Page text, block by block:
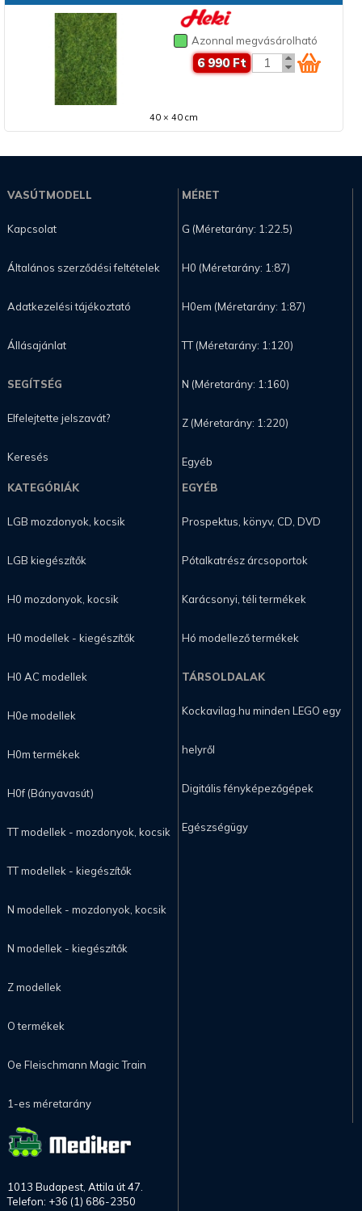
Azonnal megvásárolható
6 990 Ft
40 × 40 cm
VASÚTMODELL
Kapcsolat
Általános szerződési feltételek
Adatkezelési tájékoztató
Állásajánlat
SEGÍTSÉG
Elfelejtette jelszavát?
Keresés
MÉRET
G (Méretarány: 1:22.5)
H0 (Méretarány: 1:87)
H0em (Méretarány: 1:87)
TT (Méretarány: 1:120)
N (Méretarány: 1:160)
Z (Méretarány: 1:220)
Egyéb
KATEGÓRIÁK
LGB mozdonyok, kocsik
LGB kiegészítők
H0 mozdonyok, kocsik
H0 modellek - kiegészítők
H0 AC modellek
H0e modellek
H0m termékek
H0f (Bányavasút)
TT modellek - mozdonyok, kocsik
TT modellek - kiegészítők
N modellek - mozdonyok, kocsik
N modellek - kiegészítők
Z modellek
O termékek
Oe Fleischmann Magic Train
1-es méretarány
EGYÉB
Prospektus, könyv, CD, DVD
Pótalkatrész árcsoportok
Karácsonyi, téli termékek
Hó modellező termékek
TÁRSOLDALAK
Kockavilag.hu minden LEGO egy
helyről
Digitális fényképezőgépek
Egészségügy
1013 Budapest, Attila út 47.
Telefon: +36 (1) 686-2350